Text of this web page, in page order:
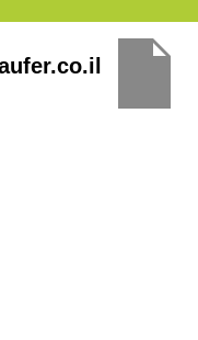
דילוג
לתוכן